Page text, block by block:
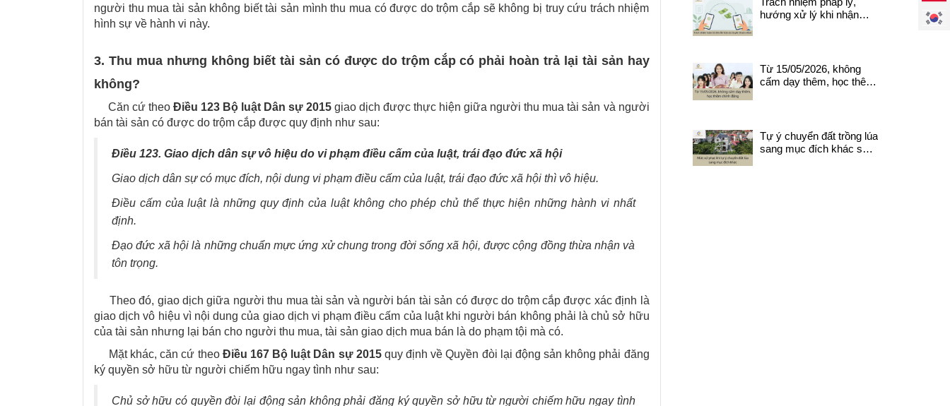
người thu mua tài sản không biết tài sản mình thu mua có được do trộm cắp sẽ không bị truy cứu trách nhiệm
hình sự về hành vi này.
3. Thu mua nhưng không biết tài sản có được do trộm cắp có phải hoàn trả lại tài sản hay
không?
Căn cứ theoĐiều 123 Bộ luật Dân sự 2015 giao dịch được thực hiện giữa người thu mua tài sản và người
bán tài sản có được do trộm cắp được quy định như sau:
Điều 123. Giao dịch dân sự vô hiệu do vi phạm điều cấm của luật, trái đạo đức xã hội
Giao dịch dân sự có mục đích, nội dung vi phạm điều cấm của luật, trái đạo đức xã hội thì vô hiệu.
Điều cấm của luật là những quy định của luật không cho phép chủ thể thực hiện những hành vi nhất
định.
Đạo đức xã hội là những chuẩn mực ứng xử chung trong đời sống xã hội, được cộng đồng thừa nhận và
tôn trọng.
Theo đó, giao dịch giữa người thu mua tài sản và người bán tài sản có được do trộm cắp được xác định là
giao dịch vô hiệu vì nội dung của giao dịch vi phạm điều cấm của luật khi người bán không phải là chủ sở hữu
của tài sản nhưng lại bán cho người thu mua, tài sản giao dịch mua bán là do phạm tội mà có.
Mặt khác, căn cứ theo Điều 167 Bộ luật Dân sự 2015quy định về Quyền đòi lại động sản không phải đăng
ký quyền sở hữu từ người chiếm hữu ngay tình như sau:
Chủ sở hữu có quyền đòi lại động sản không phải đăng ký quyền sở hữu từ người chiếm hữu ngay tình
hướng xử lý khi nhận
Từ 15/05/2026, không
cấm dạy thêm, học thêm
Tự ý chuyển đất trồng lúa
sang mục đích khác sẽ